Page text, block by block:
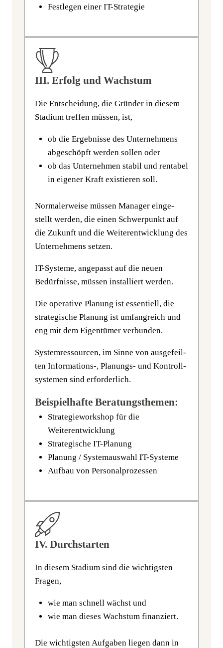
Fest­le­gen einer IT-Strategie
III. Erfolg und Wachstum
Die Ent­schei­dung, die Grün­der in die­sem
Sta­di­um tref­fen müs­sen, ist,
ob die Ergeb­nis­se des Unter­neh­mens
abge­schöpft wer­den sol­len oder
ob das Unter­neh­men sta­bil und ren­ta­bel
in eige­ner Kraft exis­tie­ren soll.
Nor­ma­ler­wei­se müs­sen Mana­ger ein­ge­
stellt wer­den, die einen Schwer­punkt auf
die Zukunft und die Wei­ter­ent­wick­lung des
Unter­neh­mens setzen.
IT-Sys­te­me, ange­passt auf die neu­en
Bedürf­nis­se, müs­sen instal­liert werden.
Die ope­ra­ti­ve Pla­nung ist essen­ti­ell, die
stra­te­gi­sche Pla­nung ist umfang­reich und
eng mit dem Eigen­tü­mer verbunden.
Sys­tem­res­sour­cen, im Sin­ne von aus­ge­feil­
ten Informations‑, Pla­nungs- und Kon­troll­
sys­te­men sind erforderlich.
Beispielhafte Beratungsthemen:
Stra­te­gie­work­shop für die
Weiterentwicklung
Stra­te­gi­sche IT-Planung
Pla­nung / Sys­tem­aus­wahl IT-Systeme
Auf­bau von Personalprozessen
IV. Durchstarten
In die­sem Sta­di­um sind die wich­tigs­ten
Fragen,
wie man schnell wächst und
wie man die­ses Wachs­tum finanziert.
Die wich­tigs­ten Auf­ga­ben lie­gen dann in